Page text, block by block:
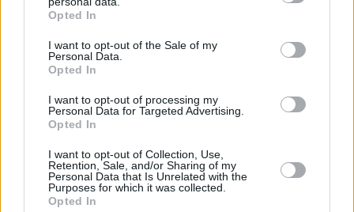
grant or deny consent to Google and its third-party tags to
use your data for below specified purposes in below Google
consent section.
Opted In
I want to opt-out of the Sale of my
Personal Data.
Opted In
I want to opt-out of processing my
Personal Data for Targeted Advertising.
Opted In
I want to opt-out of Collection, Use,
Retention, Sale, and/or Sharing of my
Personal Data that Is Unrelated with the
Purposes for which it was collected.
Opted In
Ευρωπαϊκό Πρωτάθλημα Στίβου: Στον τελικό του
μήκους ο Τεντόγλου με 8.26μ, δείτε βίντεο
10.08.2026, 14:09